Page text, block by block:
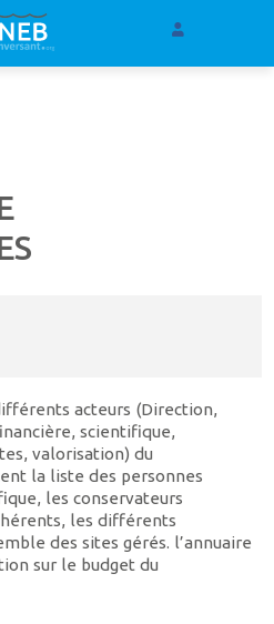
acteurs (Direction,
scientifique,
valorisation) du
la liste des personnes
les conservateurs
les différents
des sites gérés. l’annuaire
sur le budget du